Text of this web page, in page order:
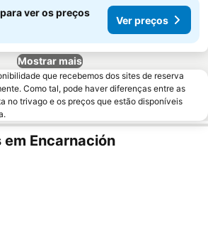
ver os preços
Ver preços
Mostrar mais
que recebemos dos sites de reserva
Como tal, pode haver diferenças entre as
no trivago e os preços que estão disponíveis
Encarnación